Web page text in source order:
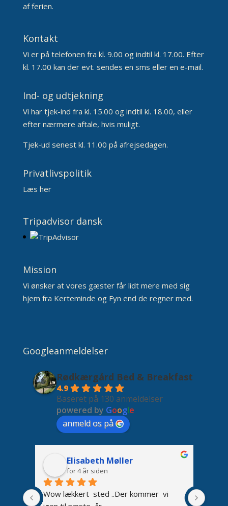
af ferien.
Kontakt
Vi er på telefonen fra kl. 9.00 og indtil kl. 17.00. Efter
kl. 17.00 kan der evt. sendes en sms eller en e-mail.
Ind- og udtjekning
Vi har tjek-ind fra kl. 15.00 og indtil kl. 18.00, eller
efter nærmere aftale, hvis muligt.
Tjek-ud senest kl. 11.00 på afrejsedagen.
Privatlivspolitik
Læs her
Tripadvisor dansk
Mission
Vi ønsker at vores gæster får lidt mere med sig
hjem fra Kerteminde og Fyn end de regner med.
Googleanmeldelser
Rødkærgård Bed & Breakfast
4.9
Baseret på 130 anmeldelser
powered by Google
anmeld os på
Elisabeth Møller
for 4 år siden
Wow lækkert  sted ..Der kommer  vi